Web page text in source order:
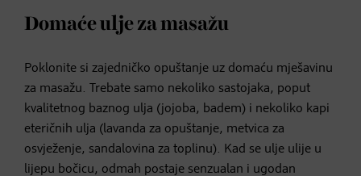
Domaće ulje za masažu
Poklonite si zajedničko opuštanje uz domaću mješavinu
za masažu. Trebate samo nekoliko sastojaka, poput
kvalitetnog baznog ulja (jojoba, badem) i nekoliko kapi
eteričnih ulja (lavanda za opuštanje, metvica za
osvježenje, sandalovina za toplinu). Kad se ulje ulije u
lijepu bočicu, odmah postaje senzualan i ugodan